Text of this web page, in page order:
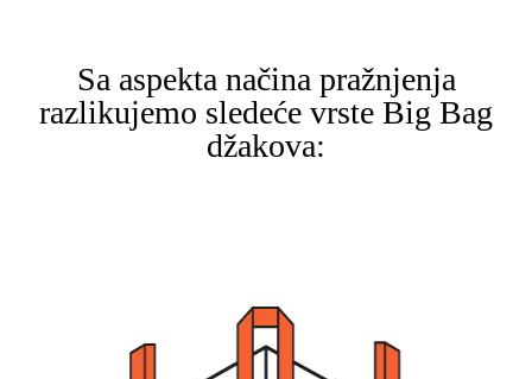
Sa aspekta načina pražnjenja
razlikujemo sledeće vrste Big Bag
džakova: